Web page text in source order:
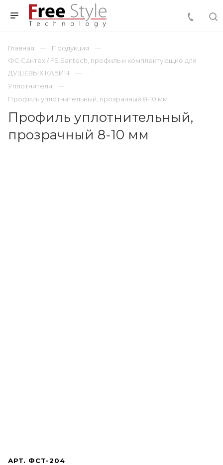
Главная
Продукция
ФС.Сантех / FS.Santech, профиль и комплектующие для
ДУШЕВЫХ КАБИН
Уплотнители
Профиль уплотнительный, прозрачный 8-10 мм
Профиль уплотнительный,
прозрачный 8-10 мм
АРТ. ФСТ-204